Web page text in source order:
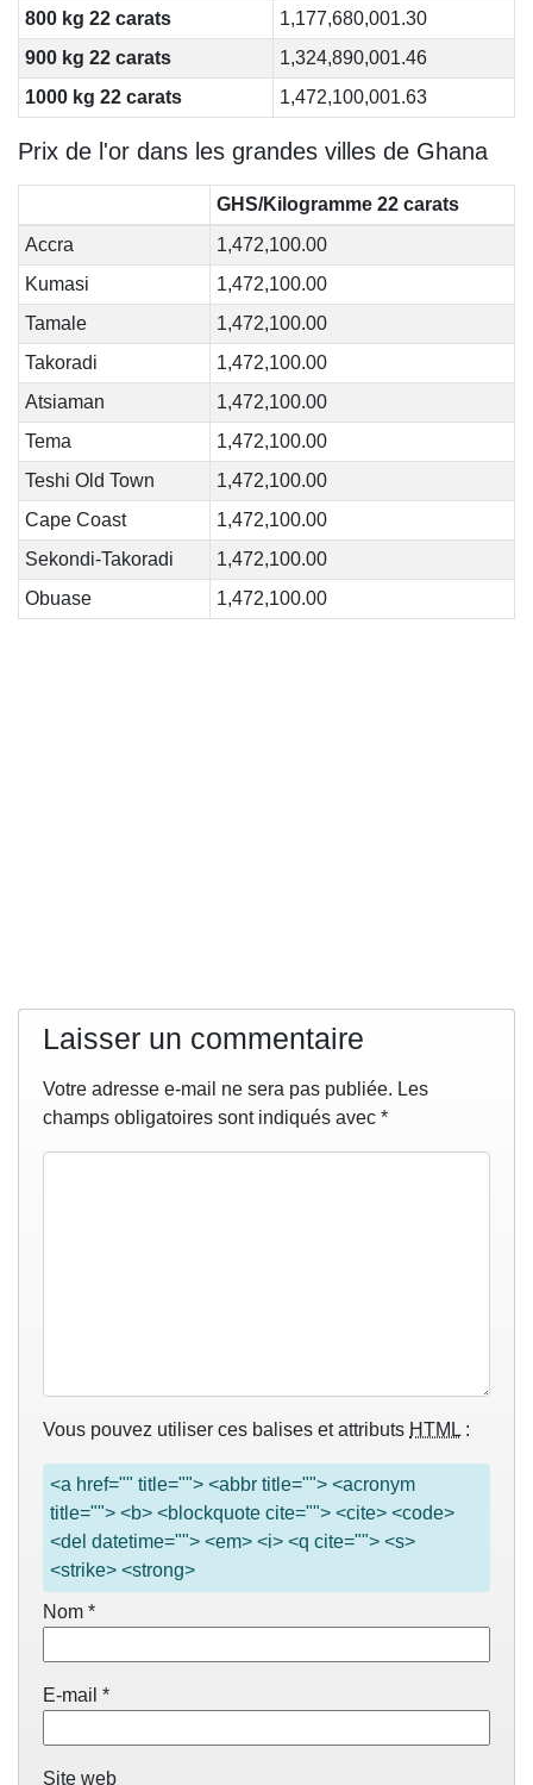
800 kg 22 carats
1,177,680,001.30
900 kg 22 carats
1,324,890,001.46
1000 kg 22 carats
1,472,100,001.63
Prix de l'or dans les grandes villes de Ghana
GHS/Kilogramme 22 carats
Accra
1,472,100.00
Kumasi
1,472,100.00
Tamale
1,472,100.00
Takoradi
1,472,100.00
Atsiaman
1,472,100.00
Tema
1,472,100.00
Teshi Old Town
1,472,100.00
Cape Coast
1,472,100.00
Sekondi-Takoradi
1,472,100.00
Obuase
1,472,100.00
Laisser un commentaire
Votre adresse e-mail ne sera pas publiée. Les
champs obligatoires sont indiqués avec *
Vous pouvez utiliser ces balises et attributs HTML :
<a href="" title=""> <abbr title=""> <acronym
title=""> <b> <blockquote cite=""> <cite> <code>
<del datetime=""> <em> <i> <q cite=""> <s>
<strike> <strong>
Nom *
E-mail *
Site web